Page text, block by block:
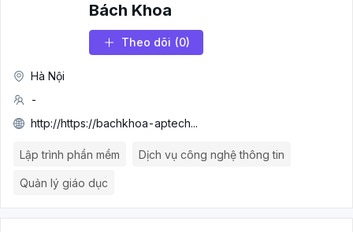
Bách Khoa
Theo dõi (0)
Hà Nội
-
http://https://bachkhoa-aptech...
Lập trình phần mềm Dịch vụ công nghệ thông tin
Quản lý giáo dục